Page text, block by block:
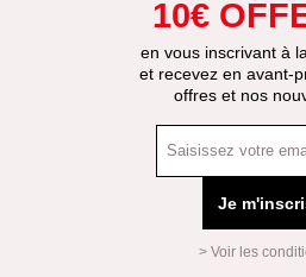
10€
en vous inscrivant à
et recevez en avant-
offres et nos
Je
> Voir les